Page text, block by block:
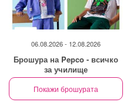
06.08.2026 - 12.08.2026
Брошура на Pepco - всичко
за училище
Покажи брошурата